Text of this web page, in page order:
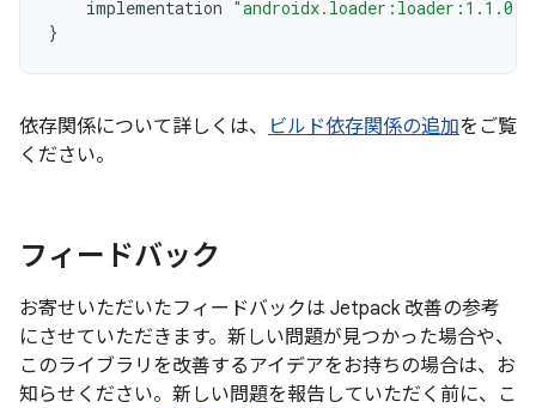
implementation "androidx.loader:loader:1.1.0"
}
依存関係について詳しくは、 ビルド依存関係の追加をご覧
ください。
フィードバック
お寄せいただいたフィードバックは Jetpack 改善の参考
にさせていただきます。新しい問題が見つかった場合や、
このライブラリを改善するアイデアをお持ちの場合は、お
知らせください。新しい問題を報告していただく前に、こ